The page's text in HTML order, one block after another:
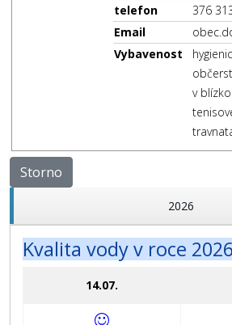
telefon
376
Email
Vybavenost
v
Storno
2026
Kvalita vody v roce 2026
14.07.